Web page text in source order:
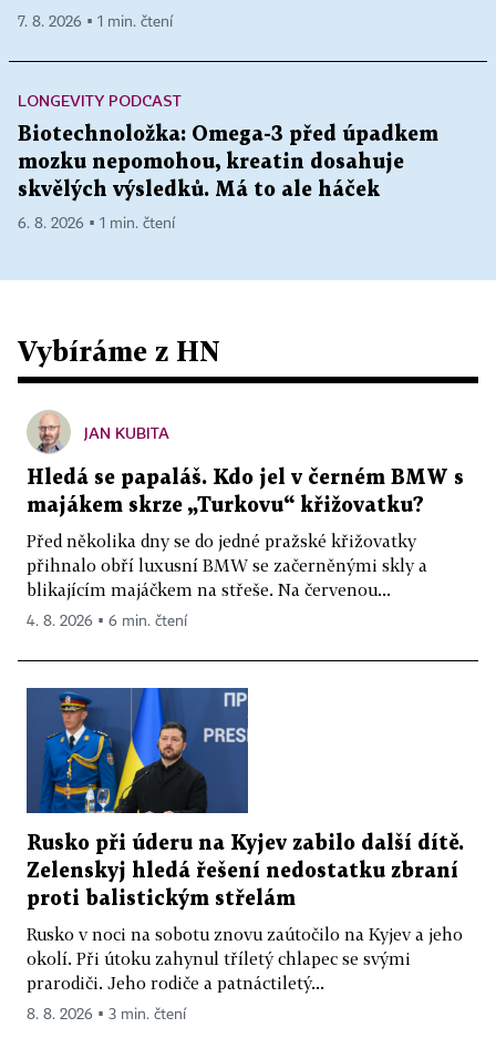
7. 8. 2026 ▪ 1 min. čtení
LONGEVITY PODCAST
Biotechnoložka: Omega-3 před úpadkem
mozku nepomohou, kreatin dosahuje
skvělých výsledků. Má to ale háček
6. 8. 2026 ▪ 1 min. čtení
Vybíráme z HN
JAN KUBITA
Hledá se papaláš. Kdo jel v černém BMW s
majákem skrze „Turkovu“ křižovatku?
Před několika dny se do jedné pražské křižovatky
přihnalo obří luxusní BMW se začerněnými skly a
blikajícím majáčkem na střeše. Na červenou...
4. 8. 2026 ▪ 6 min. čtení
Rusko při úderu na Kyjev zabilo další dítě.
Zelenskyj hledá řešení nedostatku zbraní
proti balistickým střelám
Rusko v noci na sobotu znovu zaútočilo na Kyjev a jeho
okolí. Při útoku zahynul tříletý chlapec se svými
prarodiči. Jeho rodiče a patnáctiletý...
8. 8. 2026 ▪ 3 min. čtení